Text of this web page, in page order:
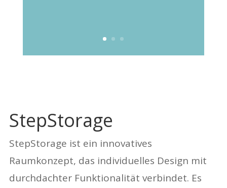
StepStorage
StepStorage ist ein innovatives
Raumkonzept, das individuelles Design mit
durchdachter Funktionalität verbindet. Es